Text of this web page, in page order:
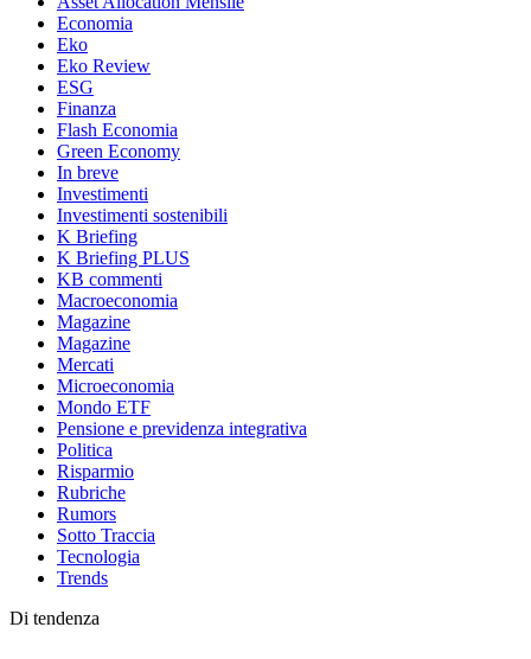
Economia
Eko
Eko Review
ESG
Finanza
Flash Economia
Green Economy
In breve
Investimenti
Investimenti sostenibili
K Briefing
K Briefing PLUS
KB commenti
Macroeconomia
Magazine
Magazine
Mercati
Microeconomia
Mondo ETF
Pensione e previdenza integrativa
Politica
Risparmio
Rubriche
Rumors
Sotto Traccia
Tecnologia
Trends
Di tendenza